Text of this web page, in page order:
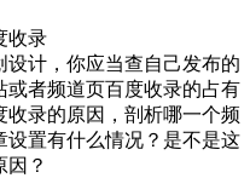
收录
计，你应当查自己发布的
者频道页百度收录的占有
录的原因，剖析哪一个频
置有什么情况？是不是这
因？